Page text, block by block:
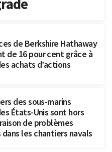
de Berkshire Hathaway
de 16 pour cent grâce à
achats d’actions
des sous-marins
États-Unis sont hors
de problèmes
les chantiers navals